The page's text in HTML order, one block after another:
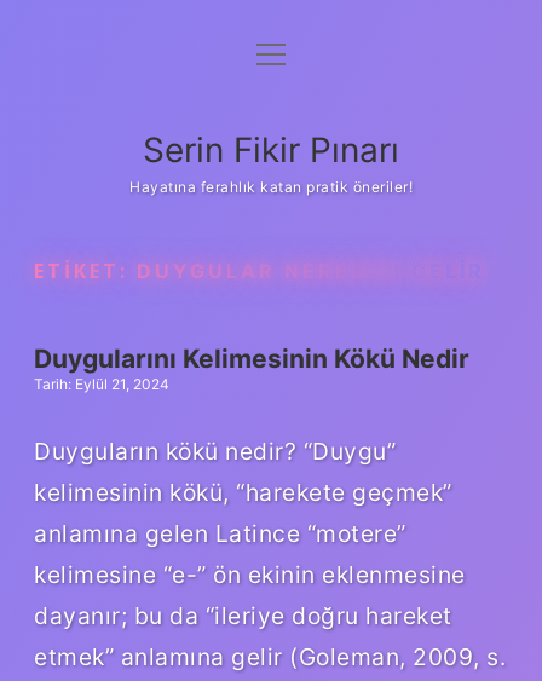
Gizlilik Politikası
Yasal Uyarı
menüyü
Serin Fikir Pınarı
Hayatına ferahlık katan pratik öneriler!
ETIKET: DUYGULAR NEREDEN GELIR
Duygularını Kelimesinin Kökü Nedir
Tarih: Eylül 21, 2024
Duyguların kökü nedir? “Duygu”
kelimesinin kökü, “harekete geçmek”
anlamına gelen Latince “motere”
kelimesine “e-” ön ekinin eklenmesine
dayanır; bu da “ileriye doğru hareket
etmek” anlamına gelir (Goleman, 2009, s.